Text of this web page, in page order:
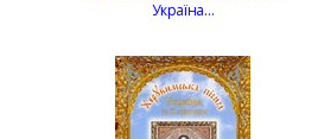
Україна…